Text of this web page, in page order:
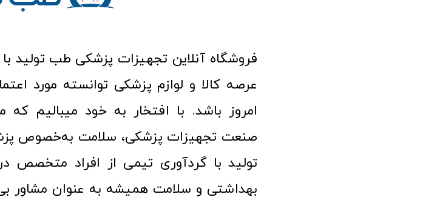
امروز باشد. با افتخار به خود میبالیم که
صنعت تجهیزات پزشکی، سلامت به‌خصوص
تولید با گردآوری تیمی از افراد متخصص
بهداشتی و سلامت همیشه به عنوان مشاور